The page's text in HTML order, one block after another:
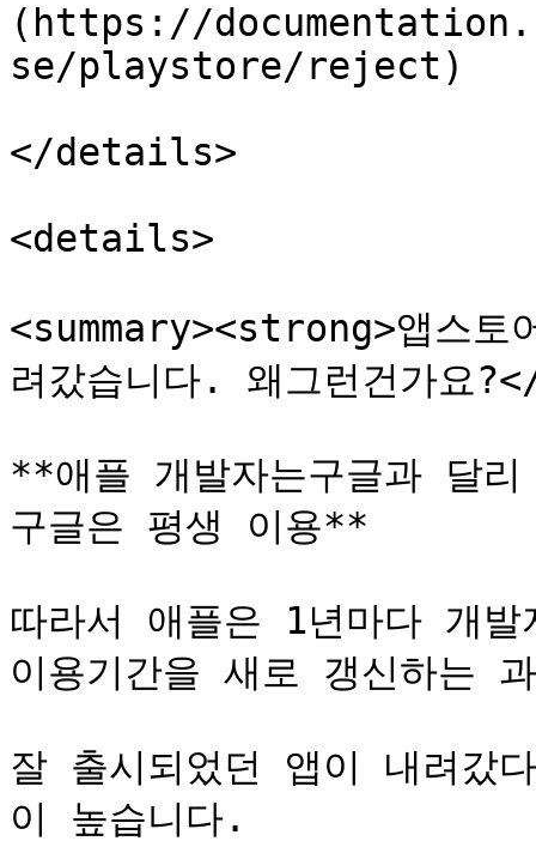
(https://
se/playstore/reject)
</details>
<details>
<summary><strong>앱스토
려갔습니다. 왜그런건가요
**애플 개발자는구글과 달
구글은 평생 이용**
따라서 애플은 1년마다 개
이용기간을 새로 갱신하는
잘 출시되었던 앱이 내려갔
이 높습니다.